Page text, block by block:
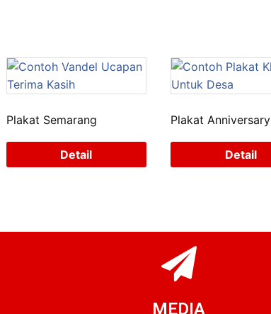
Plakat Semarang
Detail
Plakat Anniversary
Detail
MEDIA